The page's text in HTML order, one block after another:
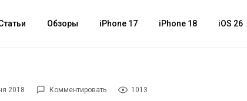
Обзоры iPhone 17 iPhone 18 iOS 26
2018 Комментировать 1013